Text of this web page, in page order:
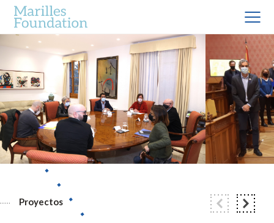
Proyectos